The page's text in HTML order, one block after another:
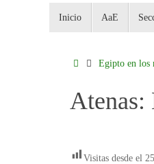
Inicio AaE
Egipto en los
Atenas:
Visitas desde el